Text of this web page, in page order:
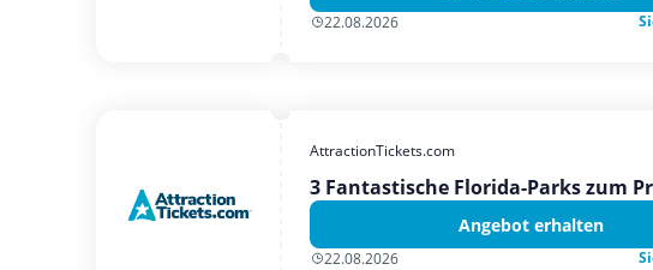
22.08.2026
AttractionTickets.com
3 Fantastische Florida-Parks zum
Angebot erhalten
22.08.2026